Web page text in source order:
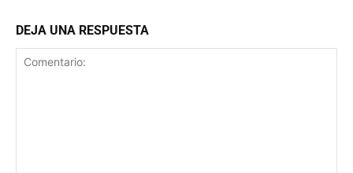
DEJA UNA RESPUESTA